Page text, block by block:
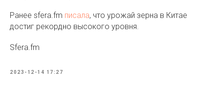
Ранее sfera.fm писала, что урожай зерна в Китае
достиг рекордно высокого уровня.
Sfera.fm
2023-12-14 17:27